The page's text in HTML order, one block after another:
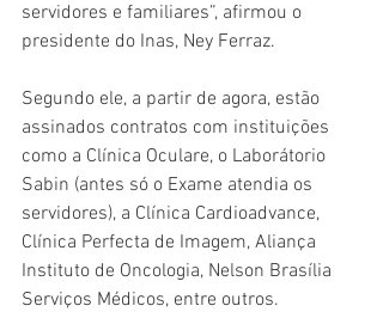
servidores e familiares”, afirmou o
presidente do Inas, Ney Ferraz.
Segundo ele, a partir de agora, estão
assinados contratos com instituições
como a Clínica Oculare, o Laborátorio
Sabin (antes só o Exame atendia os
servidores), a Clínica Cardioadvance,
Clínica Perfecta de Imagem, Aliança
Instituto de Oncologia, Nelson Brasília
Serviços Médicos, entre outros.